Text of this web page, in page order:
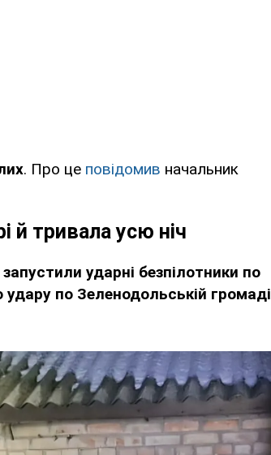
. Про це повідомив начальник
й тривала усю ніч
запустили ударні безпілотники по
по Зеленодольській громаді